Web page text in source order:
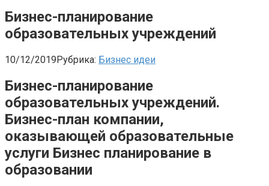
Бизнес-планирование
образовательных учреждений
10/12/2019Рубрика: Бизнес идеи
Бизнес-планирование
образовательных учреждений.
Бизнес-план компании,
оказывающей образовательные
услуги Бизнес планирование в
образовании